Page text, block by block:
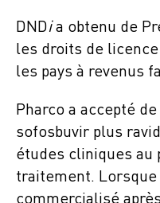
DNDia obtenu de
les droits de
les pays à revenus
Pharco a accepté
sofosbuvir plus
études cliniques au
traitement.